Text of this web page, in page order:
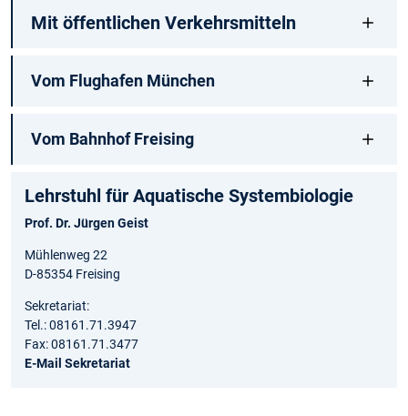
Mit öffentlichen Verkehrsmitteln
Vom Flughafen München
Vom Bahnhof Freising
Lehrstuhl für Aquatische Systembiologie
Prof. Dr. Jürgen Geist
Mühlenweg 22
D-85354 Freising
Sekretariat:
Tel.: 08161.71.3947
Fax: 08161.71.3477
E-Mail Sekretariat